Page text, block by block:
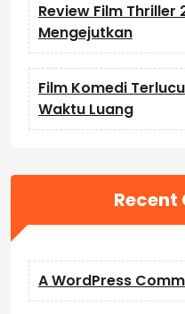
Review Film
Mengejutkan
Film Komedi
Waktu Luang
A WordPress